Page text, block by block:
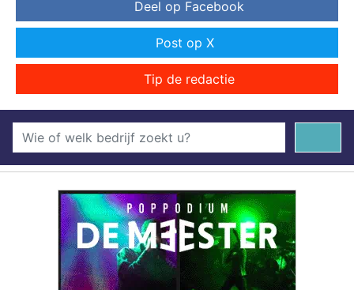
Deel op Facebook
Post op X
Tip de redactie